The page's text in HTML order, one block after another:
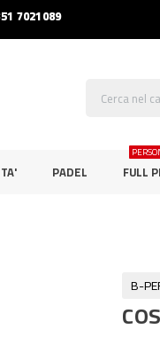
7021089
PADEL FULL
B-